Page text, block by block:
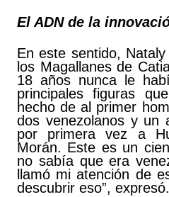
El ADN de la
En este sentido,
los Magallanes de
18 años nunca le
principales figuras
hecho de al primer
dos venezolanos y un
por primera vez a
Morán. Este es un
no sabía que era
llamó mi atención de
descubrir eso”, expresó.